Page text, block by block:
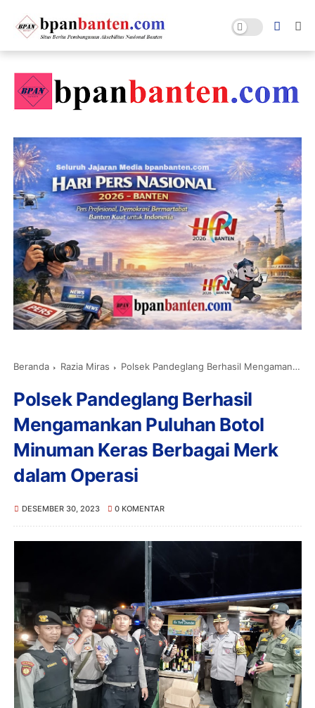
Beranda Razia Miras Polsek Pandeglang Berhasil Mengamankan Puluhan Botol Minuman Keras Berbagai Merk dalam Operasi
Polsek Pandeglang Berhasil
Mengamankan Puluhan Botol
Minuman Keras Berbagai Merk
dalam Operasi
DESEMBER 30, 2023 0 KOMENTAR